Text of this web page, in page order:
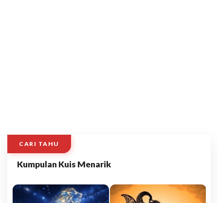
CARI TAHU
Kumpulan Kuis Menarik